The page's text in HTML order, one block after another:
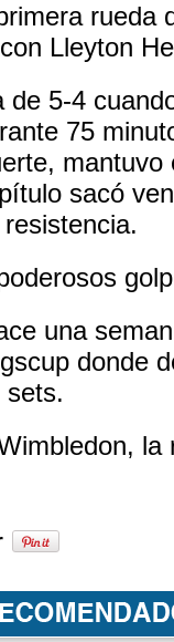
rueda
Lleyton
de 5-4
75
sacó
una
donde
sets.